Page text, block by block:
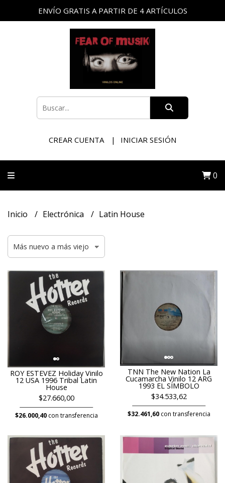
ENVÍO GRATIS A PARTIR DE 4 ARTÍCULOS
CREAR CUENTA INICIAR SESIÓN
0
Inicio Electrónica Latin House
ROY ESTEVEZ Holiday Vinilo
12 USA 1996 Tribal Latin
House
$27.660,00
$26.000,40con transferencia
TNN The New Nation La
Cucamarcha Vinilo 12 ARG
1993 EL SÍMBOLO
$34.533,62
$32.461,60con transferencia